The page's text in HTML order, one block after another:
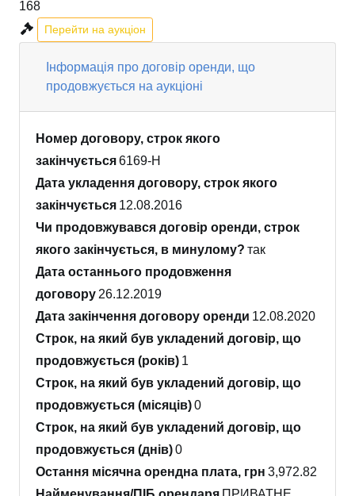
168
Перейти на аукціон
Інформація про договір оренди, що
продовжується на аукціоні
Номер договору, строк якого
закінчується6169-Н
Дата укладення договору, строк якого
закінчується 12.08.2016
Чи продовжувався договір оренди, строк
якого закінчується, в минулому? так
Дата останнього продовження
договору 26.12.2019
Дата закінчення договору оренди 12.08.2020
Строк, на який був укладений договір, що
продовжується (років) 1
Строк, на який був укладений договір, що
продовжується (місяців)0
Строк, на який був укладений договір, що
продовжується (днів)0
Остання місячна орендна плата, грн 3,972.82